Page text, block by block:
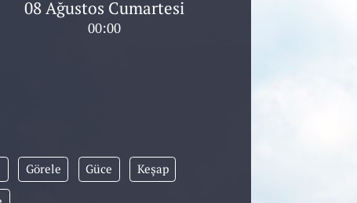
08 Ağustos Cumartesi
00:00
Görele Güce Keşap